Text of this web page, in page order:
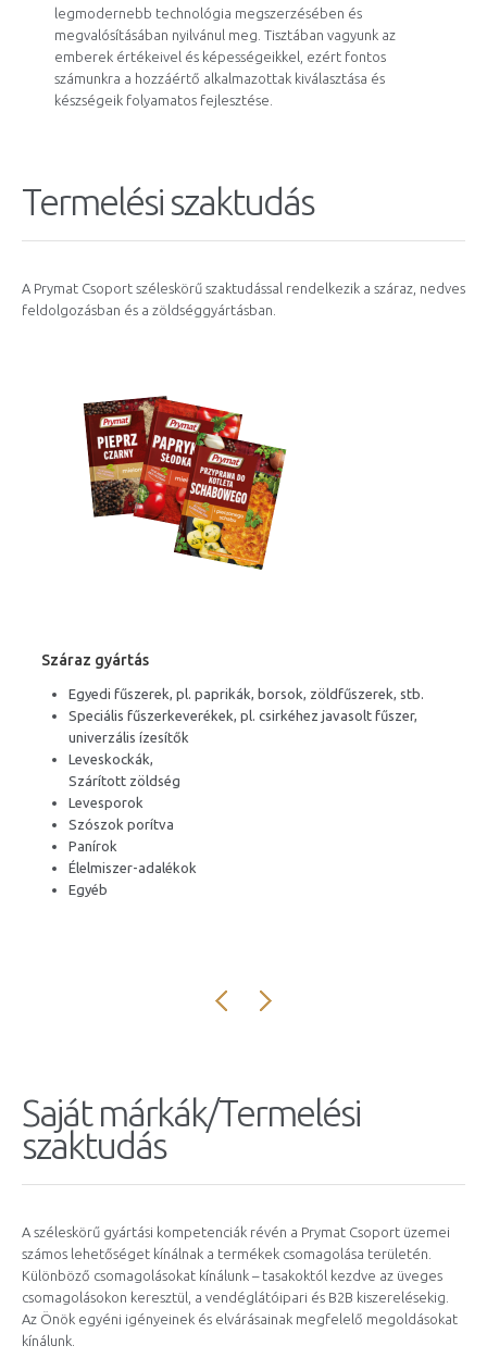
legmodernebb technológia megszerzésében és
megvalósításában nyilvánul meg. Tisztában vagyunk az
emberek értékeivel és képességeikkel, ezért fontos
számunkra a hozzáértő alkalmazottak kiválasztása és
készségeik folyamatos fejlesztése.
Termelési szaktudás
A Prymat Csoport széleskörű szaktudással rendelkezik a száraz, nedves
feldolgozásban és a zöldséggyártásban.
Száraz gyártás
Egyedi fűszerek, pl. paprikák, borsok, zöldfűszerek, stb.
Speciális fűszerkeverékek, pl. csirkéhez javasolt fűszer,
univerzális ízesítők
Leveskockák,
Szárított zöldség
Levesporok
Szószok porítva
Panírok
Élelmiszer-adalékok
Egyéb
Saját márkák/Termelési
szaktudás
A széleskörű gyártási kompetenciák révén a Prymat Csoport üzemei
számos lehetőséget kínálnak a termékek csomagolása területén.
Különböző csomagolásokat kínálunk – tasakoktól kezdve az üveges
csomagolásokon keresztül, a vendéglátóipari és B2B kiszerelésekig.
Az Önök egyéni igényeinek és elvárásainak megfelelő megoldásokat
kínálunk.